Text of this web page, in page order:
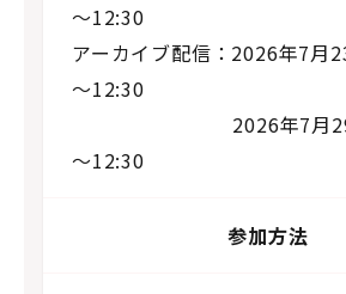
～12:30
アーカイブ配信：2026年7月
～12:30
2026年7月29日(
～12:30
参加方法